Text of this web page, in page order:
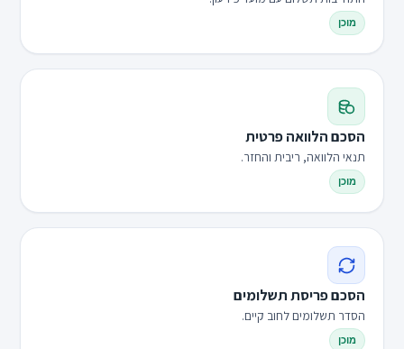
מוכן
הסכם הלוואה פרטית
תנאי הלוואה, ריבית והחזר.
מוכן
הסכם פריסת תשלומים
הסדר תשלומים לחוב קיים.
מוכן